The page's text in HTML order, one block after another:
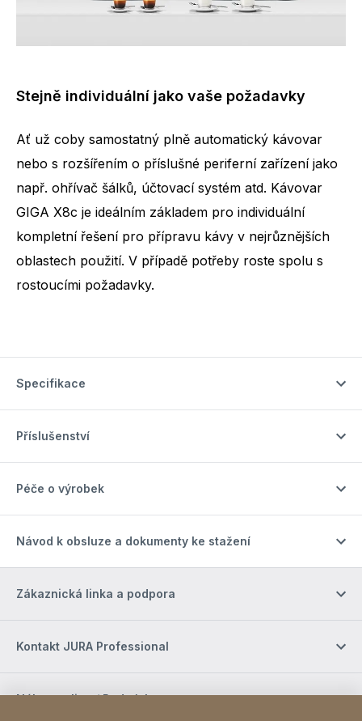
Stejně individuální jako vaše požadavky
Ať už coby samostatný plně automatický kávovar
nebo s rozšířením o příslušné periferní zařízení jako
např. ohřívač šálků, účtovací systém atd. Kávovar
GIGA X8c je ideálním základem pro individuální
kompletní řešení pro přípravu kávy v nejrůznějších
oblastech použití. V případě potřeby roste spolu s
rostoucími požadavky.
Specifikace
Příslušenství
Péče o výrobek
Návod k obsluze a dokumenty ke stažení
Zákaznická linka a podpora
Kontakt JURA Professional
Nákup online / Podmínky